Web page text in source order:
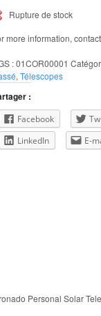
Rupture de stock
more information,
:01COR00001
, Télescopes
:
Facebook
LinkedIn
E-
Personal Solar